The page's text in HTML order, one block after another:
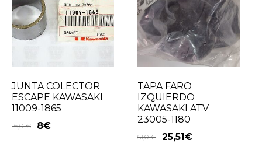
JUNTA COLECTOR
ESCAPE KAWASAKI
11009-1865
16,01€ 8€
TAPA FARO
IZQUIERDO
KAWASAKI ATV
23005-1180
51,01€ 25,51€